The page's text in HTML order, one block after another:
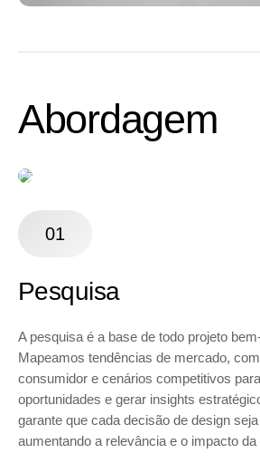
Abordagem
01
Pesquisa
A pesquisa é a base de todo projeto
Mapeamos tendências de mercado,
consumidor e cenários competitivos
oportunidades e gerar insights
garante que cada decisão de design
aumentando a relevância e o impacto da